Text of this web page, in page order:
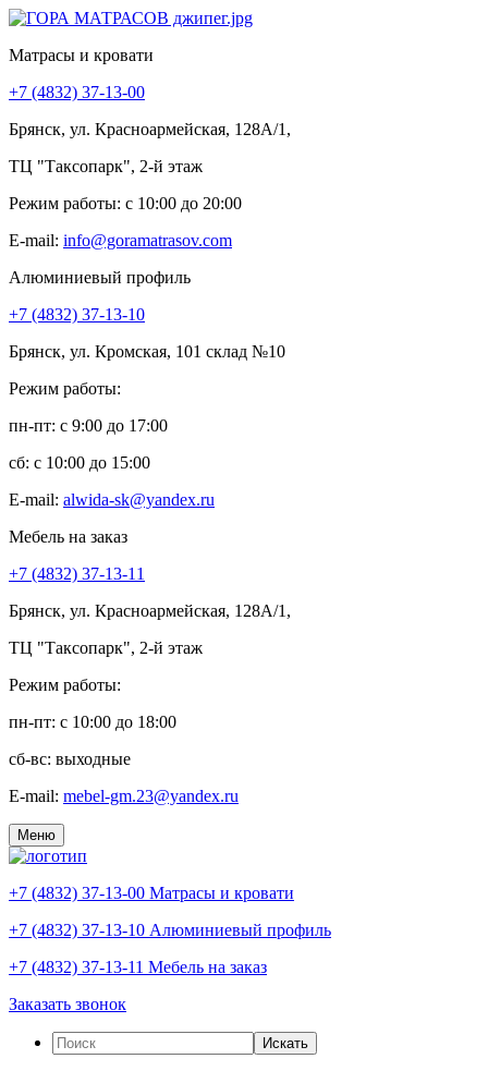
Матрасы и кровати
+7 (4832) 37-13-00
Брянск, ул. Красноармейская, 128А/1,
ТЦ "Таксопарк", 2-й этаж
Режим работы: c 10:00 до 20:00
E-mail: info@goramatrasov.com
Алюминиевый профиль
+7 (4832) 37-13-10
Брянск, ул. Кромская, 101 склад №10
Режим работы:
пн-пт: c 9:00 до 17:00
сб: c 10:00 до 15:00
E-mail: alwida-sk@yandex.ru
Мебель на заказ
+7 (4832) 37-13-11
Брянск, ул. Красноармейская, 128А/1,
ТЦ "Таксопарк", 2-й этаж
Режим работы:
пн-пт: c 10:00 до 18:00
сб-вс: выходные
E-mail: mebel-gm.23@yandex.ru
Меню
+7 (4832) 37-13-00 Матрасы и кровати
+7 (4832) 37-13-10 Алюминиевый профиль
+7 (4832) 37-13-11 Мебель на заказ
Заказать звонок
Искать